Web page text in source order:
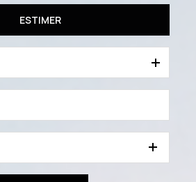
ESTIMER